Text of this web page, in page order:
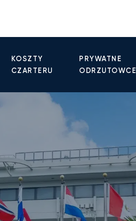
KOSZTY
CZARTERU
PRYWATNE
ODRZUTOWCE